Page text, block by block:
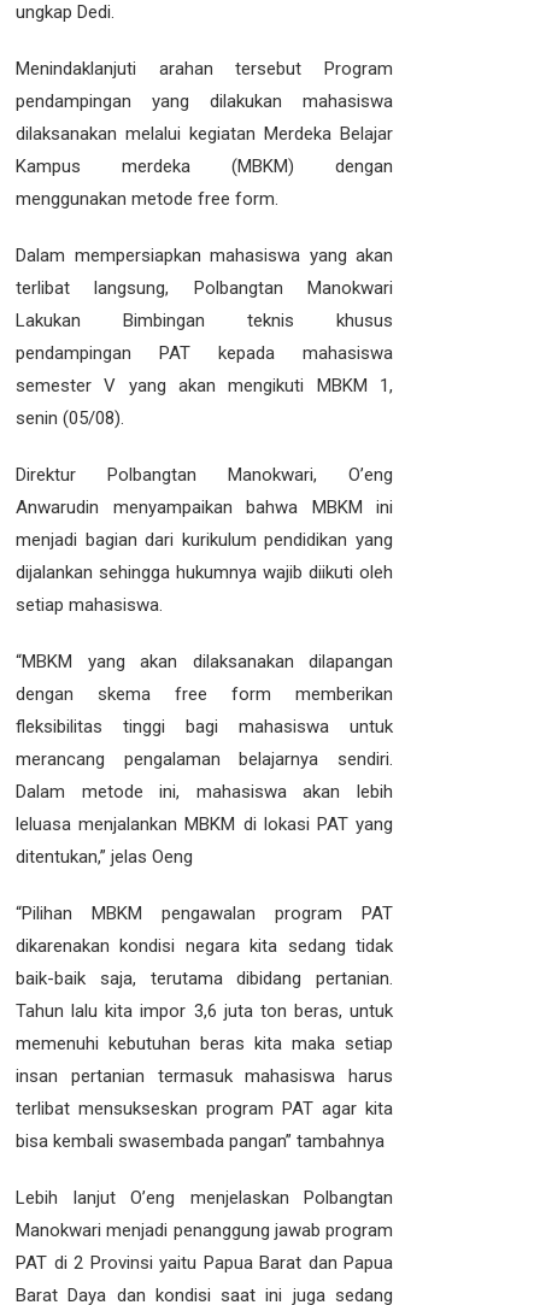
ungkap Dedi.
Menindaklanjuti arahan tersebut Program
pendampingan yang dilakukan mahasiswa
dilaksanakan melalui kegiatan Merdeka Belajar
Kampus merdeka (MBKM) dengan
menggunakan metode free form.
Dalam mempersiapkan mahasiswa yang akan
terlibat langsung, Polbangtan Manokwari
Lakukan Bimbingan teknis khusus
pendampingan PAT kepada mahasiswa
semester V yang akan mengikuti MBKM 1,
senin (05/08).
Direktur Polbangtan Manokwari, O’eng
Anwarudin menyampaikan bahwa MBKM ini
menjadi bagian dari kurikulum pendidikan yang
dijalankan sehingga hukumnya wajib diikuti oleh
setiap mahasiswa.
“MBKM yang akan dilaksanakan dilapangan
dengan skema free form memberikan
fleksibilitas tinggi bagi mahasiswa untuk
merancang pengalaman belajarnya sendiri.
Dalam metode ini, mahasiswa akan lebih
leluasa menjalankan MBKM di lokasi PAT yang
ditentukan,” jelas Oeng
“Pilihan MBKM pengawalan program PAT
dikarenakan kondisi negara kita sedang tidak
baik-baik saja, terutama dibidang pertanian.
Tahun lalu kita impor 3,6 juta ton beras, untuk
memenuhi kebutuhan beras kita maka setiap
insan pertanian termasuk mahasiswa harus
terlibat mensukseskan program PAT agar kita
bisa kembali swasembada pangan” tambahnya
Lebih lanjut O’eng menjelaskan Polbangtan
Manokwari menjadi penanggung jawab program
PAT di 2 Provinsi yaitu Papua Barat dan Papua
Barat Daya dan kondisi saat ini juga sedang